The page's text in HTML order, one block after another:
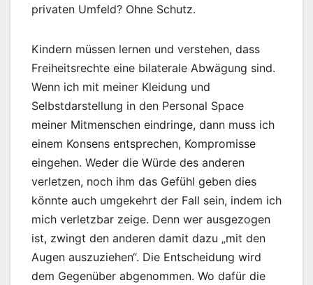
privaten Umfeld? Ohne Schutz.
Kindern müssen lernen und verstehen, dass
Freiheitsrechte eine bilaterale Abwägung sind.
Wenn ich mit meiner Kleidung und
Selbstdarstellung in den Personal Space
meiner Mitmenschen eindringe, dann muss ich
einem Konsens entsprechen, Kompromisse
eingehen. Weder die Würde des anderen
verletzen, noch ihm das Gefühl geben dies
könnte auch umgekehrt der Fall sein, indem ich
mich verletzbar zeige. Denn wer ausgezogen
ist, zwingt den anderen damit dazu „mit den
Augen auszuziehen“. Die Entscheidung wird
dem Gegenüber abgenommen. Wo dafür die